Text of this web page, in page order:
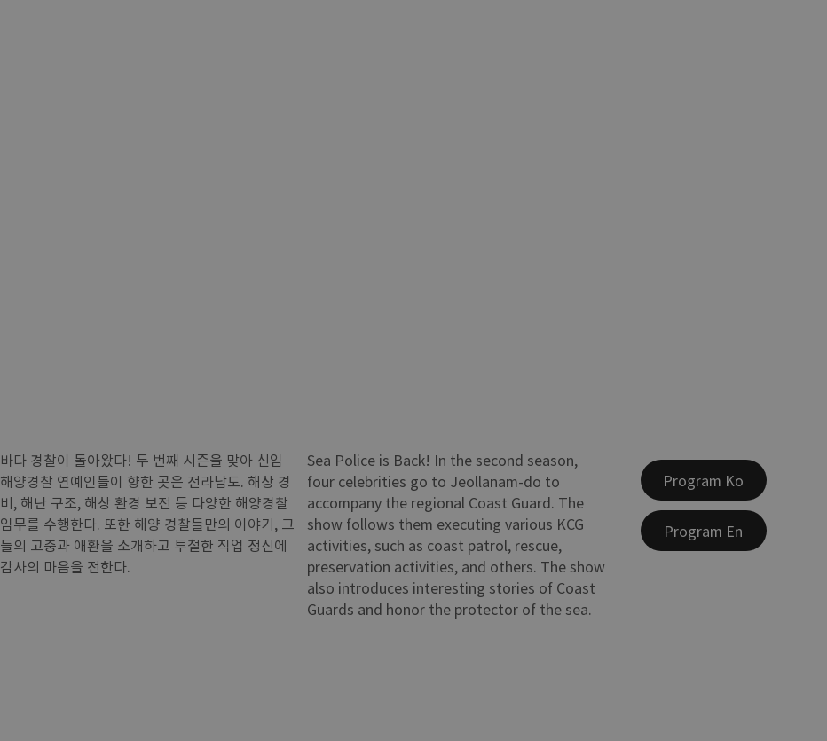
바다 경찰이 돌아왔다! 두 번째 시즌을 맞아 신임
해양경찰 연예인들이 향한 곳은 전라남도. 해상 경
비, 해난 구조, 해상 환경 보전 등 다양한 해양경찰
임무를 수행한다. 또한 해양 경찰들만의 이야기, 그
들의 고충과 애환을 소개하고 투철한 직업 정신에
감사의 마음을 전한다.
Sea Police is Back! In the second season,
four celebrities go to Jeollanam-do to
accompany the regional Coast Guard. The
show follows them executing various KCG
activities, such as coast patrol, rescue,
preservation activities, and others. The show
also introduces interesting stories of Coast
Guards and honor the protector of the sea.
Program Ko
Program En